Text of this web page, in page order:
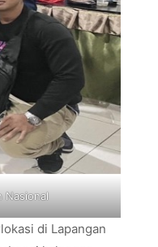
Nasional
di Lapangan